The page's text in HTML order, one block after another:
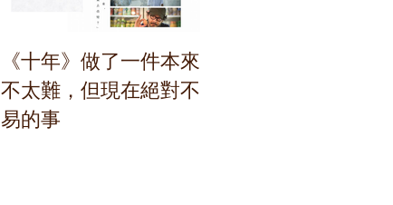
《十年》做了一件本來
不太難，但現在絕對不
易的事